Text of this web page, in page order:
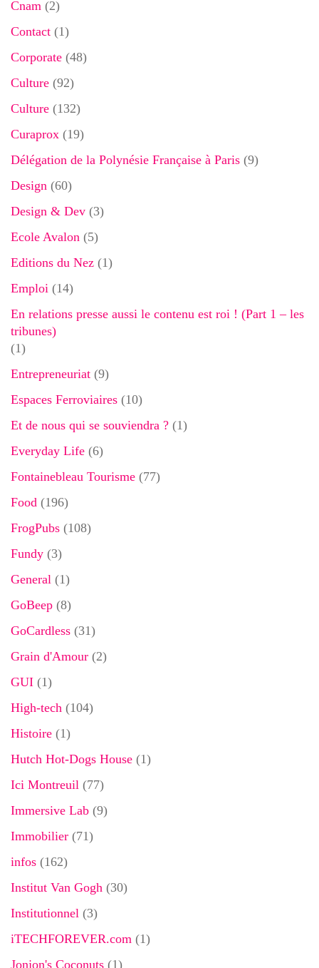
Cnam (2)
Contact (1)
Corporate (48)
Culture (92)
Culture (132)
Curaprox (19)
Délégation de la Polynésie Française à Paris (9)
Design (60)
Design & Dev (3)
Ecole Avalon (5)
Editions du Nez (1)
Emploi (14)
En relations presse aussi le contenu est roi ! (Part 1 – les
tribunes)
(1)
Entrepreneuriat (9)
Espaces Ferroviaires (10)
Et de nous qui se souviendra ? (1)
Everyday Life (6)
Fontainebleau Tourisme (77)
Food (196)
FrogPubs (108)
Fundy (3)
General (1)
GoBeep (8)
GoCardless (31)
Grain d'Amour (2)
GUI (1)
High-tech (104)
Histoire (1)
Hutch Hot-Dogs House (1)
Ici Montreuil (77)
Immersive Lab (9)
Immobilier (71)
infos (162)
Institut Van Gogh (30)
Institutionnel (3)
iTECHFOREVER.com (1)
Jonjon's Coconuts (1)